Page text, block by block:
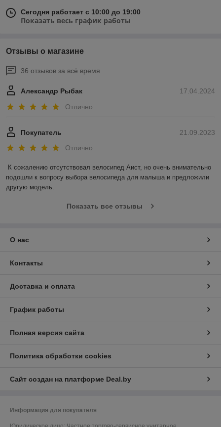
Сегодня работает с 10:00 до 19:00
Показать весь график работы
Отзывы о магазине
36 отзывов за всё время
17.04.2024
Александр Рыбак
Отлично
21.09.2023
Покупатель
Отлично
К сожалению отсутствовал велосипед Аист, но очень внимательно
подошли к вопросу выбора велосипеда для малыша и предложили
другую модель.
Показать все отзывы
О нас
Контакты
Доставка и оплата
График работы
Полная версия сайта
Политика обработки cookies
Сайт создан на платформе Deal.by
Информация для покупателя
Юридическое лицо:Частное торгово-сервисное унитарное